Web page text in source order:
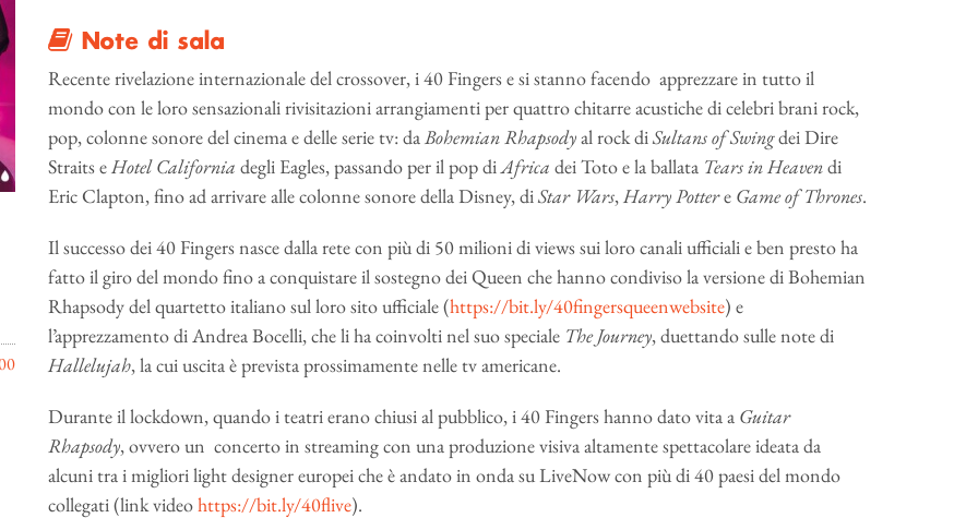
Note di sala
Recente rivelazione internazionale del crossover, i 40 Fingers e si stanno facendo apprezzare in tutto il
mondo con le loro sensazionali rivisitazioni arrangiamenti per quattro chitarre acustiche di celebri brani rock,
pop, colonne sonore del cinema e delle serie tv: daBohemian Rhapsodyal rock diSultans of Swingdei Dire
Straits eHotel California degli Eagles, passando per il pop diAfrica dei Toto e la ballata Tears in Heavendi
Eric Clapton, fino ad arrivare alle colonne sonore della Disney, diStar Wars,Harry Pottere Game of Thrones.
Il successo dei 40 Fingers nasce dalla rete con più di 50 milioni di views sui loro canali ufficiali e ben presto ha
fatto il giro del mondo fino a conquistare il sostegno dei Queen che hanno condiviso la versione di Bohemian
Rhapsody del quartetto italiano sul loro sito ufficiale (https://bit.ly/40fingersqueenwebsite) e
l’apprezzamento di Andrea Bocelli, che li ha coinvolti nel suo speciale The Journey, duettando sulle note di
Hallelujah, la cui uscita è prevista prossimamente nelle tv americane.
Durante il lockdown, quando i teatri erano chiusi al pubblico, i 40 Fingers hanno dato vita a Guitar
Rhapsody, ovvero un concerto in streaming con una produzione visiva altamente spettacolare ideata da
alcuni tra i migliori light designer europei che è andato in onda su LiveNow con più di 40 paesi del mondo
collegati (link videohttps://bit.ly/40flive).